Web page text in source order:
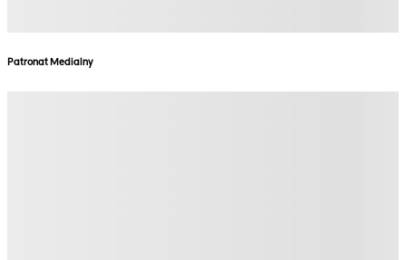
Patronat Medialny